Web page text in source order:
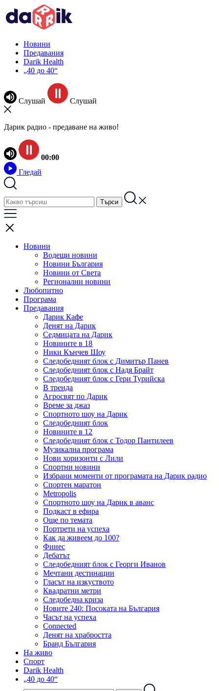
Новини
Предавания
Darik Health
„40 до 40“
Слушай Слушай
Дарик радио - предаване на живо!
00:00
Гледай
Новини
Водещи новини
Новини България
Новини от Света
Регионални новини
Любопитно
Програма
Предавания
Дарик Кафе
Денят на Дарик
Седмицата на Дарик
Новините в 18
Ники Кънчев Шоу
Следобедният блок с Димитър Панев
Следобедният блок с Надя Брайт
Следобедният блок с Гери Турийска
В тренда
Агросвят по Дарик
Време за джаз
Спортното шоу на Дарик
Следобедният блок
Новините в 12
Следобедният блок с Тодор Пантилеев
Музикална програма
Нови хоризонти с Лили
Спортни новини
Избрани моменти от програмата на Дарик радио
Спортен маратон
Metropolis
Спортното шоу на Дарик в аванс
Подкаст в ефира
Още по темата
Портрети на успеха
Как да живеем до 100?
Финес
Дебатът
Следобедният блок с Георги Иванов
Мечтани дестинации
Гласът на изкуството
Квадратни метри
Следобедна криза
Новите 240: Посоката на България
Часът на успеха
Connected
Денят на храбростта
Бранд България
На живо
Спорт
Darik Health
„40 до 40“